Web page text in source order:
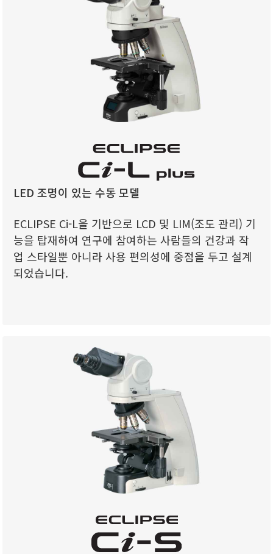
LED 조명이 있는 수동 모델
ECLIPSE Ci-L을 기반으로 LCD 및 LIM(조도 관리) 기
능을 탑재하여 연구에 참여하는 사람들의 건강과 작
업 스타일뿐 아니라 사용 편의성에 중점을 두고 설계
되었습니다.